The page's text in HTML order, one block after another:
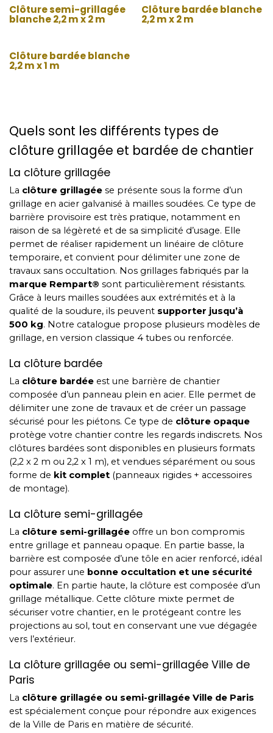
Clôture semi-grillagée
blanche 2,2 m x 2 m
Clôture bardée blanche
2,2 m x 2 m
Clôture bardée blanche
2,2 m x 1 m
Quels sont les différents types de
clôture grillagée et bardée de chantier
La clôture grillagée
La clôture grillagée se présente sous la forme d’un
grillage en acier galvanisé à mailles soudées. Ce type de
barrière provisoire est très pratique, notamment en
raison de sa légèreté et de sa simplicité d’usage. Elle
permet de réaliser rapidement un linéaire de clôture
temporaire, et convient pour délimiter une zone de
travaux sans occultation. Nos grillages fabriqués par la
marque Rempart® sont particulièrement résistants.
Grâce à leurs mailles soudées aux extrémités et à la
qualité de la soudure, ils peuvent supporter jusqu’à
500 kg. Notre catalogue propose plusieurs modèles de
grillage, en version classique 4 tubes ou renforcée.
La clôture bardée
La clôture bardée est une barrière de chantier
composée d’un panneau plein en acier. Elle permet de
délimiter une zone de travaux et de créer un passage
sécurisé pour les piétons. Ce type de clôture opaque
protège votre chantier contre les regards indiscrets. Nos
clôtures bardées sont disponibles en plusieurs formats
(2,2 x 2 m ou 2,2 x 1 m), et vendues séparément ou sous
forme de kit complet (panneaux rigides + accessoires
de montage).
La clôture semi-grillagée
La clôture semi-grillagée offre un bon compromis
entre grillage et panneau opaque. En partie basse, la
barrière est composée d’une tôle en acier renforcé, idéal
pour assurer une bonne occultation et une sécurité
optimale. En partie haute, la clôture est composée d’un
grillage métallique. Cette clôture mixte permet de
sécuriser votre chantier, en le protégeant contre les
projections au sol, tout en conservant une vue dégagée
vers l’extérieur.
La clôture grillagée ou semi-grillagée Ville de
Paris
La clôture grillagée ou semi-grillagée Ville de Paris
est spécialement conçue pour répondre aux exigences
de la Ville de Paris en matière de sécurité.